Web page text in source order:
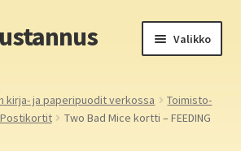
Valikko
kirja- ja paperipuodit verkossa
Toimisto-
Postikortit
Two Bad Mice kortti – FEEDING